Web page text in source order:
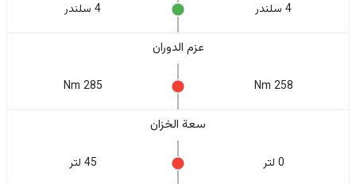
4 سلندر 4 سلندر
عزم الدوران
258 Nm
285 Nm
سعة الخزان
0 لتر 45 لتر